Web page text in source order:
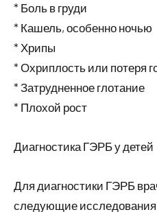
* Боль в груди
* Кашель, особенно ночью
* Хрипы
* Охриплость или потеря
* Затрудненное глотание
* Плохой рост
Диагностика ГЭРБ у детей
Для диагностики ГЭРБ
следующие